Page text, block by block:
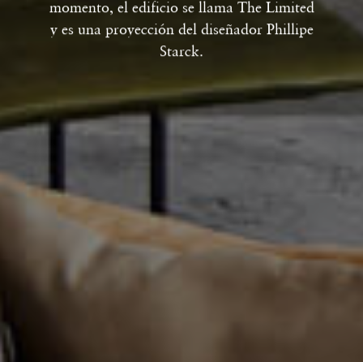
momento, el edificio se llama The Limited
y es una proyección del diseñador Phillipe
Starck.